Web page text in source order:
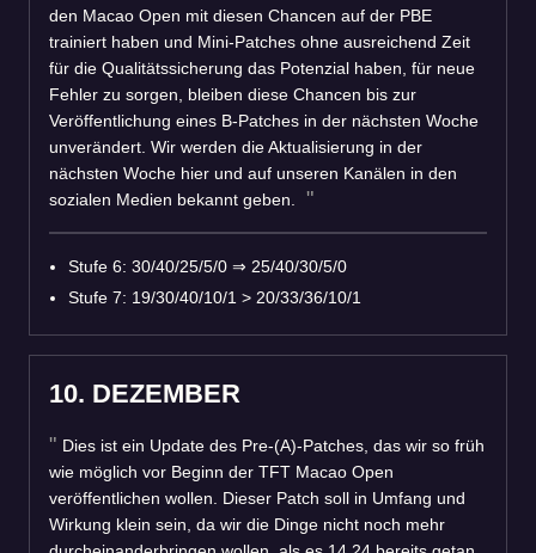
den Macao Open mit diesen Chancen auf der PBE
trainiert haben und Mini-Patches ohne ausreichend Zeit
für die Qualitätssicherung das Potenzial haben, für neue
Fehler zu sorgen, bleiben diese Chancen bis zur
Veröffentlichung eines B-Patches in der nächsten Woche
unverändert. Wir werden die Aktualisierung in der
nächsten Woche hier und auf unseren Kanälen in den
sozialen Medien bekannt geben.
Stufe 6: 30/40/25/5/0 ⇒ 25/40/30/5/0
Stufe 7: 19/30/40/10/1 > 20/33/36/10/1
10. DEZEMBER
Dies ist ein Update des Pre-(A)-Patches, das wir so früh
wie möglich vor Beginn der TFT Macao Open
veröffentlichen wollen. Dieser Patch soll in Umfang und
Wirkung klein sein, da wir die Dinge nicht noch mehr